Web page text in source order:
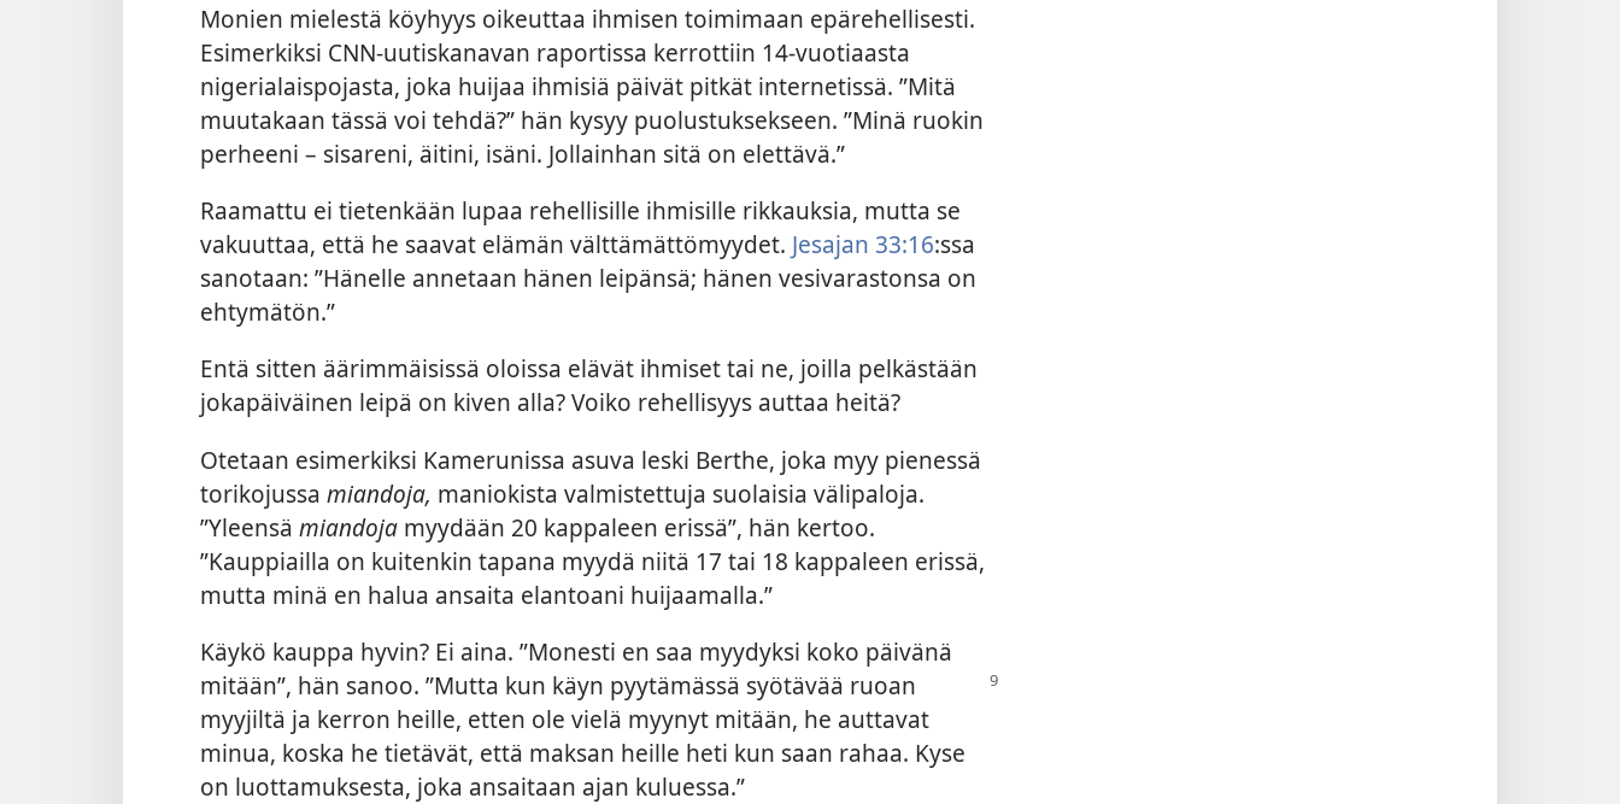
Monien mielestä köyhyys oikeuttaa ihmisen toimimaan epärehellisesti.
Esimerkiksi CNN-uutiskanavan raportissa kerrottiin 14-vuotiaasta
nigerialaispojasta, joka huijaa ihmisiä päivät pitkät internetissä. ”Mitä
muutakaan tässä voi tehdä?” hän kysyy puolustuksekseen. ”Minä ruokin
perheeni – sisareni, äitini, isäni. Jollainhan sitä on elettävä.”
Raamattu ei tietenkään lupaa rehellisille ihmisille rikkauksia, mutta se
vakuuttaa, että he saavat elämän välttämättömyydet. Jesajan 33:16:ssa
sanotaan: ”Hänelle annetaan hänen leipänsä; hänen vesivarastonsa on
ehtymätön.”
Entä sitten äärimmäisissä oloissa elävät ihmiset tai ne, joilla pelkästään
jokapäiväinen leipä on kiven alla? Voiko rehellisyys auttaa heitä?
Otetaan esimerkiksi Kamerunissa asuva leski Berthe, joka myy pienessä
torikojussa miandoja, maniokista valmistettuja suolaisia välipaloja.
”Yleensä miandoja myydään 20 kappaleen erissä”, hän kertoo.
”Kauppiailla on kuitenkin tapana myydä niitä 17 tai 18 kappaleen erissä,
mutta minä en halua ansaita elantoani huijaamalla.”
Käykö kauppa hyvin? Ei aina. ”Monesti en saa myydyksi koko päivänä
mitään”, hän sanoo. ”Mutta kun käyn pyytämässä syötävää ruoan
myyjiltä ja kerron heille, etten ole vielä myynyt mitään, he auttavat
minua, koska he tietävät, että maksan heille heti kun saan rahaa. Kyse
on luottamuksesta, joka ansaitaan ajan kuluessa.”